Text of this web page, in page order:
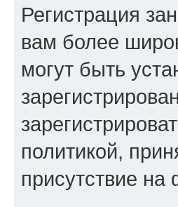
Регистрация
вам более
могут быть
политикой,
присутствие